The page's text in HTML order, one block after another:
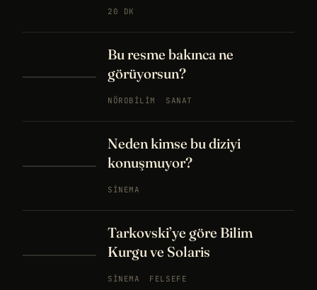
20 DK
Bu resme bakınca ne
görüyorsun?
NÖROBILIM SANAT
Neden kimse bu diziyi
konuşmuyor?
SINEMA
Tarkovski’ye göre Bilim
Kurgu ve Solaris
SINEMA FELSEFE